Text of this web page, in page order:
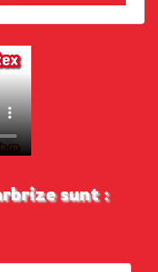
sunt :